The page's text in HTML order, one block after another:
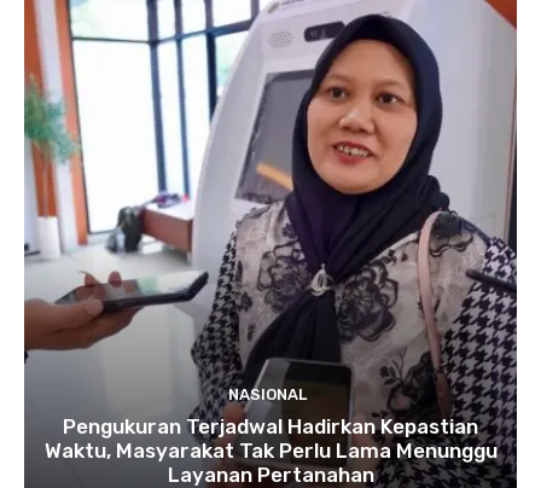
NASIONAL
Pengukuran Terjadwal Hadirkan Kepastian
Waktu, Masyarakat Tak Perlu Lama Menunggu
Layanan Pertanahan